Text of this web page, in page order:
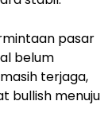
pasar
belum
terjaga,
bullish menuju